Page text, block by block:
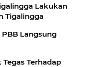
Lakukan
Tigalingga
Langsung
Terhadap